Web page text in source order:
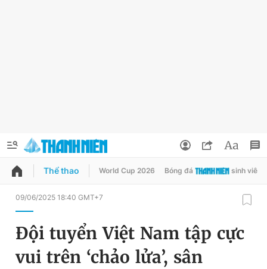
QUẢNG CÁO ĐẶT BÁO
Chuyên mục
Đổi mật khẩu
Tin đã lưu
Thể thao World Cup 2026 Bóng đá sinh viên
09/06/2025 18:40 GMT+7
Đội tuyển Việt Nam tập cực
vui trên ‘chảo lửa’, sân